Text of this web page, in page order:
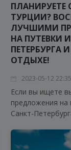
ПЛАНИРУЕТЕ
ТУРЦИИ?
ЛУЧШИМИ
НА ПУТЕВКИ
ПЕТЕРБУРГА
ОТДЫХЕ!
2023-05-12
Если вы ищете
предложения на
Санкт-
варианты от
которые